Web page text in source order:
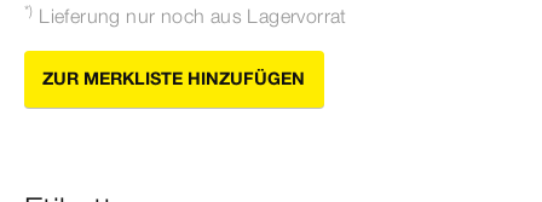
*) Lieferung nur noch aus Lagervorrat
ZUR MERKLISTE HINZUFÜGEN